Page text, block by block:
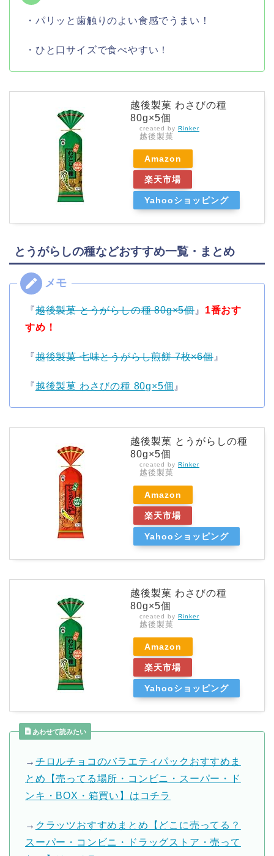
・パリッと歯触りのよい食感でうまい！
・ひと口サイズで食べやすい！
越後製菓 わさびの種
80g×5個
created by Rinker
越後製菓
Amazon
楽天市場
Yahooショッピング
とうがらしの種などおすすめ一覧・まとめ
『越後製菓 とうがらしの種 80g×5個 』 1番おす
すめ！
『越後製菓 七味とうがらし煎餅 7枚×6個』
『越後製菓 わさびの種 80g×5個 』
越後製菓 とうがらしの種
80g×5個
created by Rinker
越後製菓
Amazon
楽天市場
Yahooショッピング
越後製菓 わさびの種
80g×5個
created by Rinker
越後製菓
Amazon
楽天市場
Yahooショッピング
あわせて読みたい
→ チロルチョコのバラエティパックおすすめま
とめ【売ってる場所・コンビニ・スーパー・ド
ンキ・BOX・箱買い】はコチラ
→ クラッツおすすめまとめ【どこに売ってる？
スーパー・コンビニ・ドラッグストア・売って